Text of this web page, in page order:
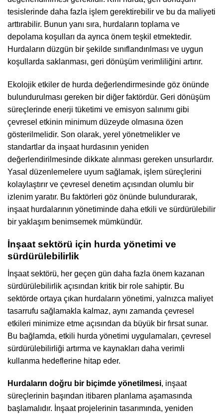
tesislerinde daha fazla işlem gerektirebilir ve bu da maliyeti
arttırabilir. Bunun yanı sıra, hurdaların toplama ve
depolama koşulları da ayrıca önem teşkil etmektedir.
Hurdaların düzgün bir şekilde sınıflandırılması ve uygun
koşullarda saklanması, geri dönüşüm verimliliğini artırır.
Ekolojik etkiler de hurda değerlendirmesinde göz önünde
bulundurulması gereken bir diğer faktördür. Geri dönüşüm
süreçlerinde enerji tüketimi ve emisyon salınımı gibi
çevresel etkinin minimum düzeyde olmasına özen
gösterilmelidir. Son olarak, yerel yönetmelikler ve
standartlar da inşaat hurdasının yeniden
değerlendirilmesinde dikkate alınması gereken unsurlardır.
Yasal düzenlemelere uyum sağlamak, işlem süreçlerini
kolaylaştırır ve çevresel denetim açısından olumlu bir
izlenim yaratır. Bu faktörleri göz önünde bulundurarak,
inşaat hurdalarının yönetiminde daha etkili ve sürdürülebilir
bir yaklaşım benimsemek mümkündür.
İnşaat sektörü için hurda yönetimi ve
sürdürülebilirlik
İnşaat sektörü, her geçen gün daha fazla önem kazanan
sürdürülebilirlik açısından kritik bir role sahiptir. Bu
sektörde ortaya çıkan hurdaların yönetimi, yalnızca maliyet
tasarrufu sağlamakla kalmaz, aynı zamanda çevresel
etkileri minimize etme açısından da büyük bir fırsat sunar.
Bu bağlamda, etkili hurda yönetimi uygulamaları, çevresel
sürdürülebilirliği artırma ve kaynakları daha verimli
kullanma hedeflerine hitap eder.
Hurdaların doğru bir biçimde yönetilmesi, inşaat
süreçlerinin başından itibaren planlama aşamasında
başlamalıdır. İnşaat projelerinin tasarımında, yeniden